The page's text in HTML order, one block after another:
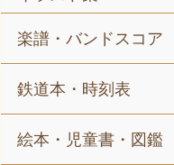
楽譜・バンドスコア
鉄道本・時刻表
絵本・児童書・図鑑